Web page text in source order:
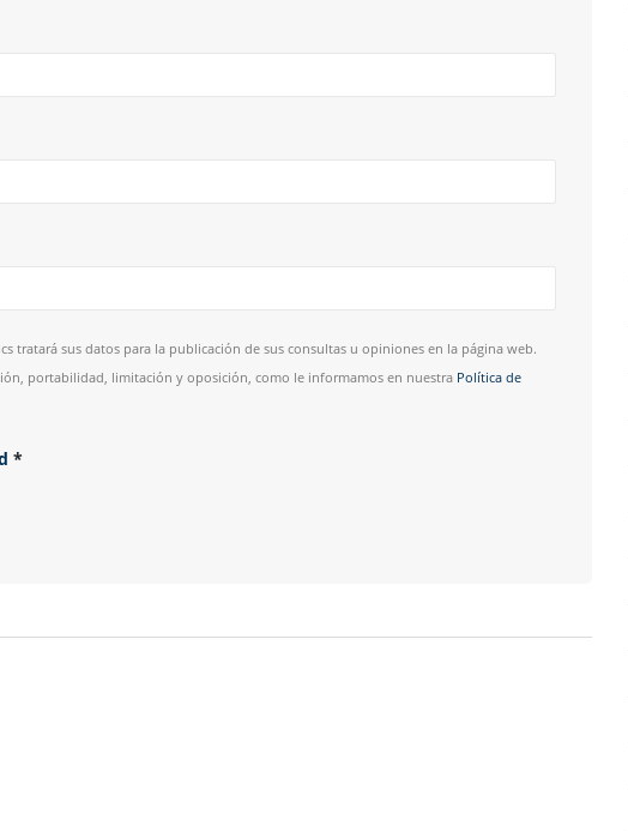
tratará sus datos para la publicación de sus consultas u opiniones en la página web.
portabilidad, limitación y oposición, como le informamos en nuestra Política de
*